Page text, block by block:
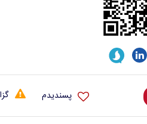
پسندیدم